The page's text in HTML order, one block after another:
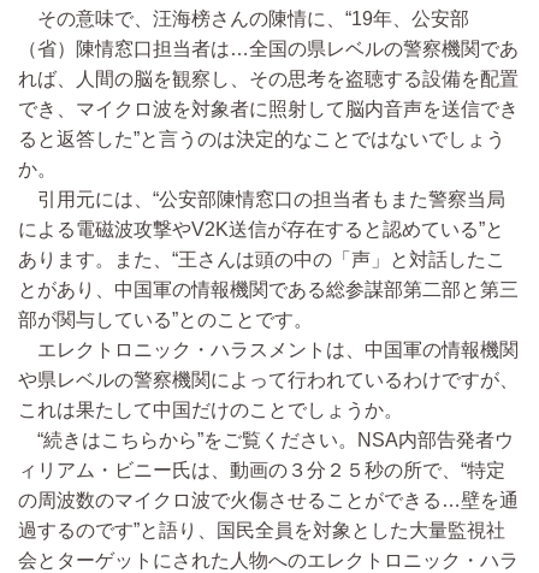
その意味で、汪海榜さんの陳情に、“19年、公安部
（省）陳情窓口担当者は…全国の県レベルの警察機関であ
れば、人間の脳を観察し、その思考を盗聴する設備を配置
でき、マイクロ波を対象者に照射して脳内音声を送信でき
ると返答した”と言うのは決定的なことではないでしょう
か。
引用元には、“公安部陳情窓口の担当者もまた警察当局
による電磁波攻撃やV2K送信が存在すると認めている”と
あります。また、“王さんは頭の中の「声」と対話したこ
とがあり、中国軍の情報機関である総参謀部第二部と第三
部が関与している”とのことです。
エレクトロニック・ハラスメントは、中国軍の情報機関
や県レベルの警察機関によって行われているわけですが、
これは果たして中国だけのことでしょうか。
“続きはこちらから”をご覧ください。NSA内部告発者ウ
ィリアム・ビニー氏は、動画の３分２５秒の所で、“特定
の周波数のマイクロ波で火傷させることができる…壁を通
過するのです”と語り、国民全員を対象とした大量監視社
会とターゲットにされた人物へのエレクトロニック・ハラ